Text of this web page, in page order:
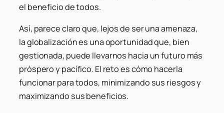
el beneficio de todos.
Así, parece claro que, lejos de ser una amenaza,
la globalización es una oportunidad que, bien
gestionada, puede llevarnos hacia un futuro más
próspero y pacífico. El reto es cómo hacerla
funcionar para todos, minimizando sus riesgos y
maximizando sus beneficios.